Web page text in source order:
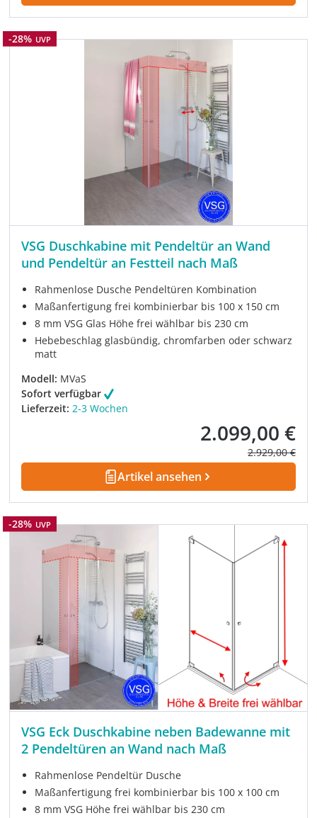
Rabatt
-28% UVP
VSG Duschkabine mit Pendeltür an Wand
und Pendeltür an Festteil nach Maß
Rahmenlose Dusche Pendeltüren Kombination
Maßanfertigung frei kombinierbar bis 100 x 150 cm
8 mm VSG Glas Höhe frei wählbar bis 230 cm
Hebebeschlag glasbündig, chromfarben oder schwarz
matt
Modell: MVaS
Sofort verfügbar
Lieferzeit: 2-3 Wochen
Verkaufspreis:
2.099,00 €
Regulärer
2.929,00 €
Artikel ansehen
Rabatt
-28% UVP
VSG Eck Duschkabine neben Badewanne mit
2 Pendeltüren an Wand nach Maß
Rahmenlose Pendeltür Dusche
Maßanfertigung frei kombinierbar bis 100 x 100 cm
8 mm VSG Höhe frei wählbar bis 230 cm